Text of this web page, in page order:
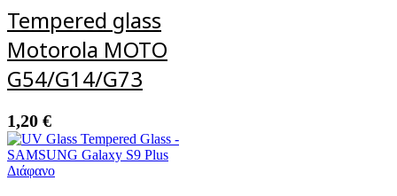
Tempered glass
Motorola MOTO
G54/G14/G73
1,20 €